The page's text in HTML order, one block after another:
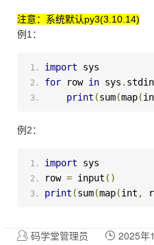
注意：系统默认py3(3.10.14)
例1：
import sys
for row in sys . stdin
print (sum(map(
例2：
import sys
row = input ()
print (sum(map(int ,
码学堂管理员 2025年